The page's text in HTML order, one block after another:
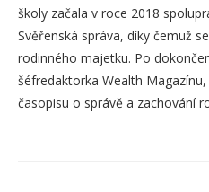
školy začala v roce 2018
Svěřenská správa, díky čemuž
rodinného majetku. Po
šéfredaktorka Wealth
časopisu o správě a zachování